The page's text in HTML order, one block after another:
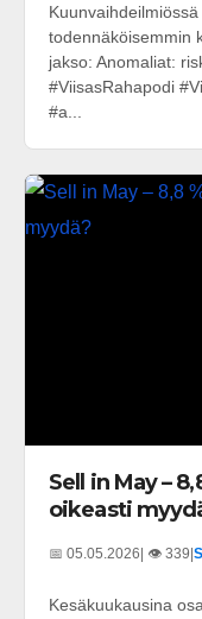
todennäköisemmin
jakso: Anomaliat:
#ViisasRahapodi
#a...
Sell in May –
oikeasti
📅 05.05.2026 | 👁️ 339
Kesäkuukausina